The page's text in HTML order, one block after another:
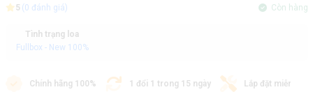
5 (0 đánh giá) Còn hàng
Tình trạng loa
Fullbox - New 100%
Chính hãng 100% 1 đổi 1 trong 15 ngày Lắp đặt miễn phí